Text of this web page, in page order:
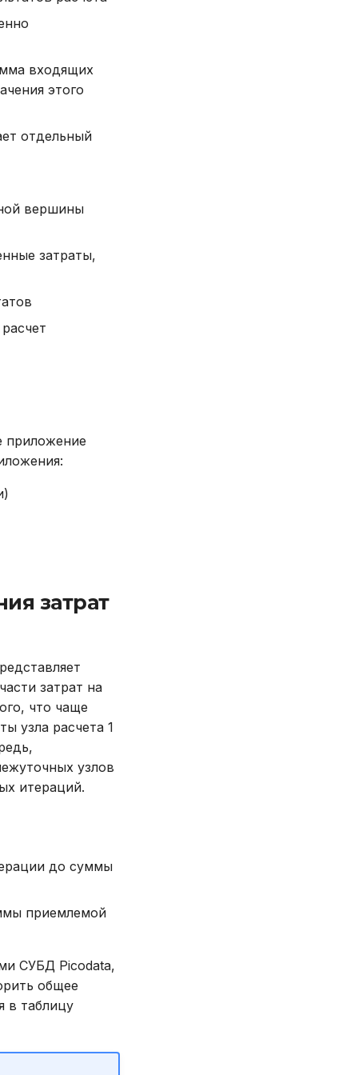
входящих
этого
отдельный
вершины
затраты,
приложение
затрат
затрат на
что чаще
узла расчета 1
узлов
итераций.
до суммы
приемлемой
СУБД Picodata,
общее
в таблицу